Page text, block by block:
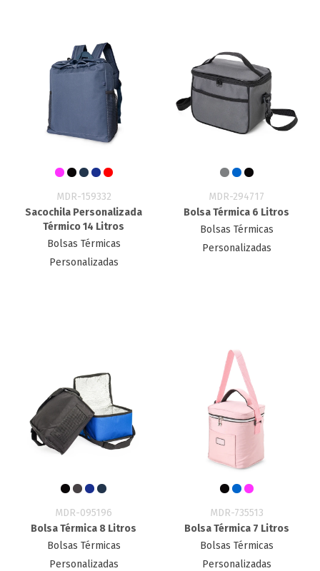
MDR-159332
Sacochila Personalizada
Térmico 14 Litros
Bolsas Térmicas
Personalizadas
MDR-294717
Bolsa Térmica 6 Litros
Bolsas Térmicas
Personalizadas
MDR-095196
Bolsa Térmica 8 Litros
Bolsas Térmicas
Personalizadas
MDR-735513
Bolsa Térmica 7 Litros
Bolsas Térmicas
Personalizadas